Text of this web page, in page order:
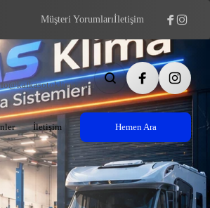
Müşteri Yorumlarıİletişim
İletişim Hemen Ara